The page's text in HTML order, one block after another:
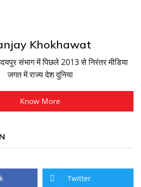
Khokhawat
संभाग में पिछले 2013 से निरंतर मीडिया
जगत में राज्य देश दुनिया
Know More
Twitter